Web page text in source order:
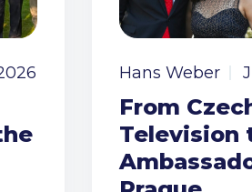
Hans Weber
From
Television